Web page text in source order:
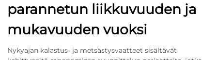
parannetun liikkuvuuden ja
mukavuuden vuoksi
Nykyajan kalastus- ja metsästysvaatteet sisältävät